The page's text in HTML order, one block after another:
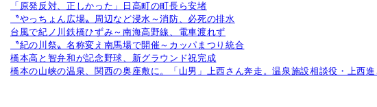
「原発反対、正しかった」日高町の町長ら安堵
〝やっちょん広場〟周辺など浸水～消防、必死の排水
台風で紀ノ川鉄橋ひずみ～南海高野線、電車渡れず
〝紀の川祭〟名称変え南馬場で開催～カッパまつり統合
橋本高と智弁和が記念野球、新グラウンド祝完成
橋本の山峡の温泉、関西の奥座敷に。「山男」上西さん奔走。温泉施設相談役・上西進